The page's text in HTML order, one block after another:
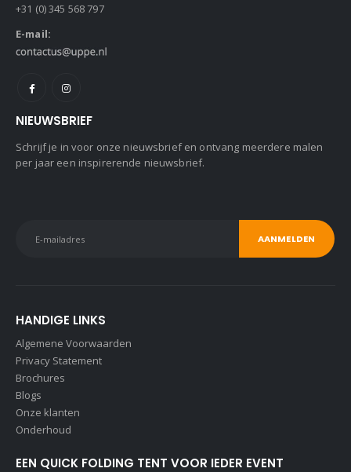
+31 (0) 345 568 797
E-mail:
NIEUWSBRIEF
Schrijf je in voor onze nieuwsbrief en ontvang meerdere malen
per jaar een inspirerende nieuwsbrief.
HANDIGE LINKS
Algemene Voorwaarden
Privacy Statement
Brochures
Blogs
Onze klanten
Onderhoud
EEN QUICK FOLDING TENT VOOR IEDER EVENT